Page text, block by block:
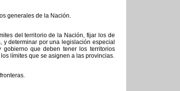
generales de la Nación.
del territorio de la Nación, fijar los de
y determinar por una legislación especial
gobierno que deben tener los territorios
límites que se asignen a las provincias.